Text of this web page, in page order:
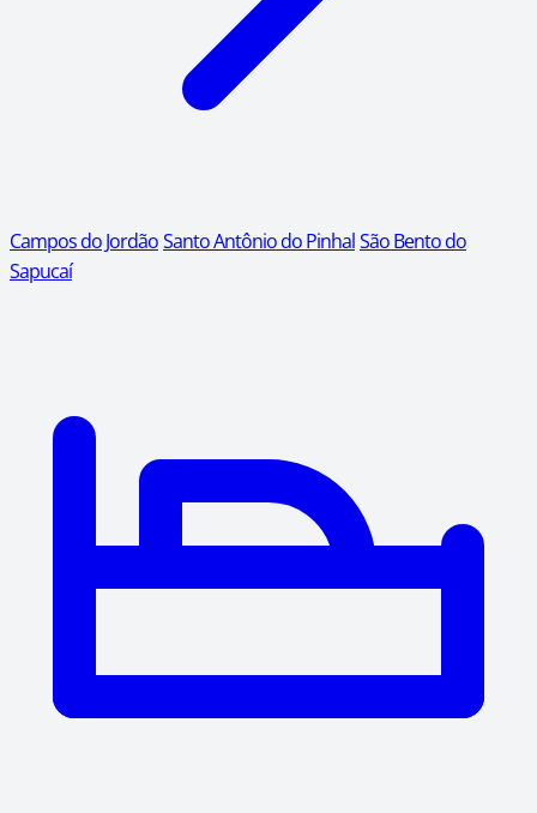
Campos do JordãoSanto Antônio do PinhalSão Bento do
Sapucaí